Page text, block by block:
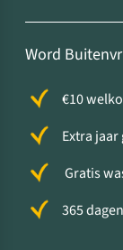
Word
€10
Extra
Gratis
365